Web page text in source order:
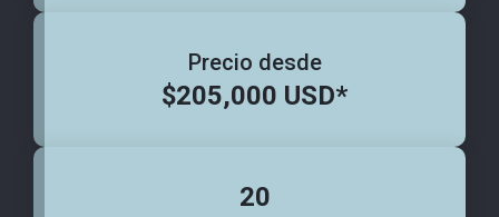
Precio desde
$205,000 USD*
20